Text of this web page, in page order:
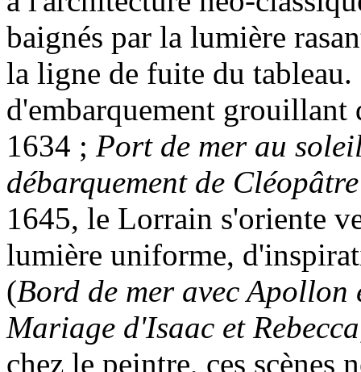
baignés par la lumière
la ligne de fuite du tableau.
d'embarquement grouillant
1634 ; Port de mer au
débarquement de
1645, le Lorrain s'oriente
lumière uniforme,
(Bord de mer avec Apollon
Mariage d'Isaac et Rebecca
chez le peintre, ces scènes